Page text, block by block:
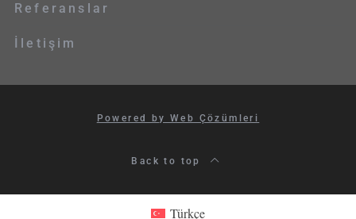
Referanslar
İletişim
Powered by Web Çözümleri
Back to top
Türkçe